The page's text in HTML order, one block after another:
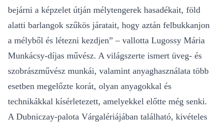
bejárni a képzelet útján mélytengerek hasadékait, föld
alatti barlangok szűkös járatait, hogy aztán felbukkanjon
a mélyből és létezni kezdjen” – vallotta Lugossy Mária
Munkácsy-díjas művész. A világszerte ismert üveg- és
szobrászművész munkái, valamint anyaghasználata több
esetben megelőzte korát, olyan anyagokkal és
technikákkal kísérletezett, amelyekkel előtte még senki.
A Dubniczay-palota Várgalériájában található, kivételes